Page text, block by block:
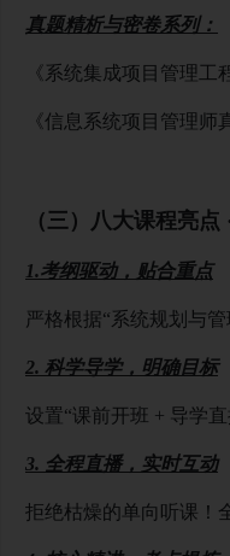
真题精析与密卷系列：
《系统集成项目管理工
《信息系统项目管理师
（三）八大课程亮点
1.考纲驱动，贴合重点
严格根据“系统规划与
2. 科学导学，明确目标
设置“课前开班 + 导学
3. 全程直播，实时互动
拒绝枯燥的单向听课！